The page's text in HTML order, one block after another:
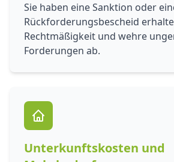
Sie haben eine Sanktion oder
Rückforderungsbescheid
Rechtmäßigkeit und wehre
Forderungen ab.
Unterkunftskosten und